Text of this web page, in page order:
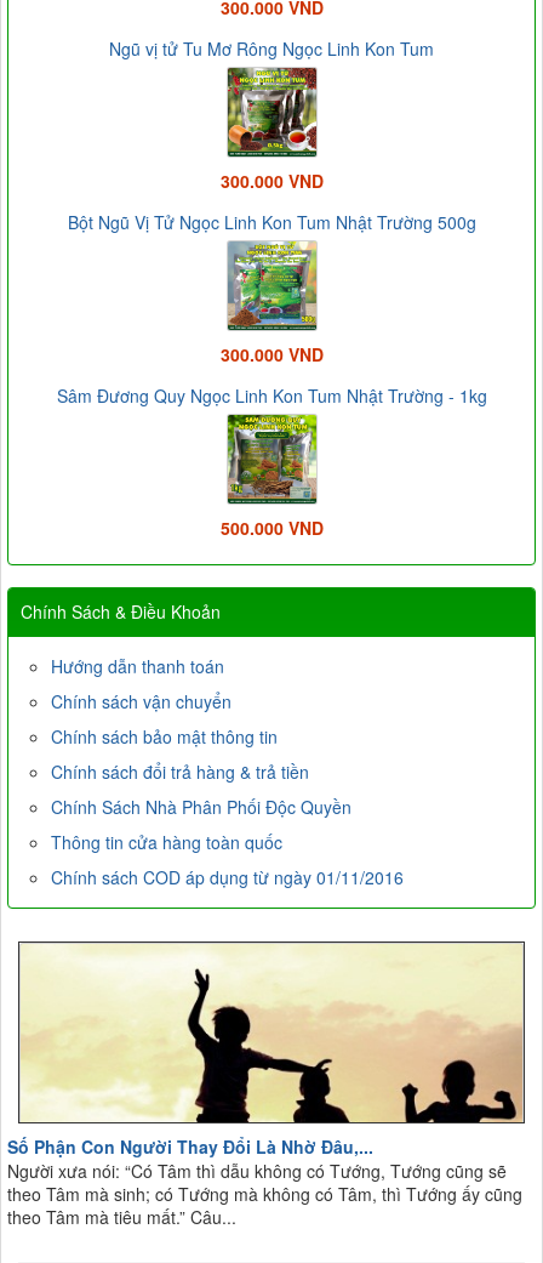
300.000 VND
Ngũ vị tử Tu Mơ Rông Ngọc Linh Kon Tum
300.000 VND
Bột Ngũ Vị Tử Ngọc Linh Kon Tum Nhật Trường 500g
300.000 VND
Sâm Đương Quy Ngọc Linh Kon Tum Nhật Trường - 1kg
500.000 VND
Chính Sách & Điều Khoản
Hướng dẫn thanh toán
Chính sách vận chuyển
Chính sách bảo mật thông tin
Chính sách đổi trả hàng & trả tiền
Chính Sách Nhà Phân Phối Độc Quyền
Thông tin cửa hàng toàn quốc
Chính sách COD áp dụng từ ngày 01/11/2016
Số Phận Con Người Thay Đổi Là Nhờ Đâu,...
Người xưa nói: “Có Tâm thì dẫu không có Tướng, Tướng cũng sẽ
theo Tâm mà sinh; có Tướng mà không có Tâm, thì Tướng ấy cũng
theo Tâm mà tiêu mất.” Câu...